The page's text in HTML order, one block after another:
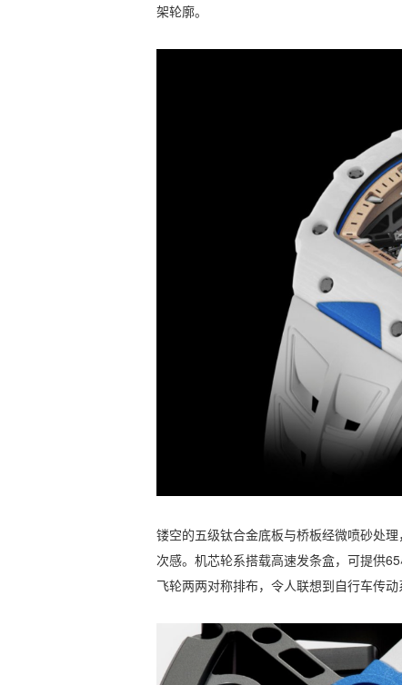
架轮廓。
镂空的五级钛合金底板与桥板经微喷砂处
次感。机芯轮系搭载高速发条盒，可提供
飞轮两两对称排布，令人联想到自行车传动